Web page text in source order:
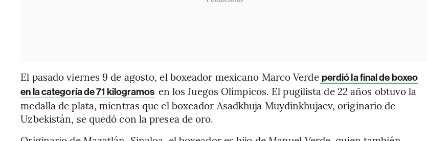
El pasado viernes 9 de agosto, el boxeador mexicano Marco Verde perdió la final de boxeo
en la categoría de 71 kilogramos en los Juegos Olímpicos. El pugilista de 22 años obtuvo la
medalla de plata, mientras que el boxeador Asadkhuja Muydinkhujaev, originario de
Uzbekistán, se quedó con la presea de oro.